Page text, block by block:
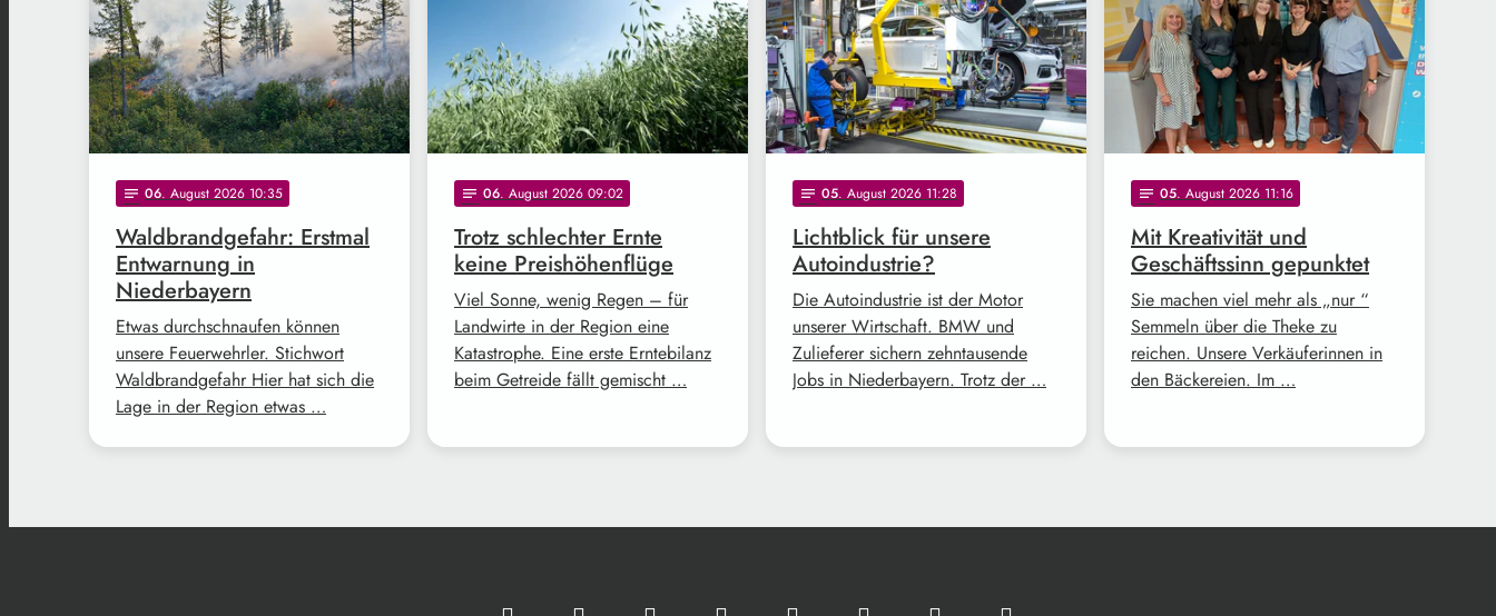
notes 06. August 2026 10:35
Waldbrandgefahr: Erstmal
Entwarnung in
Niederbayern
Etwas durchschnaufen können
unsere Feuerwehrler. Stichwort
Waldbrandgefahr Hier hat sich die
Lage in der Region etwas …
notes 06. August 2026 09:02
Trotz schlechter Ernte
keine Preishöhenflüge
Viel Sonne, wenig Regen – für
Landwirte in der Region eine
Katastrophe. Eine erste Erntebilanz
beim Getreide fällt gemischt …
notes 05. August 2026 11:28
Lichtblick für unsere
Autoindustrie?
Die Autoindustrie ist der Motor
unserer Wirtschaft. BMW und
Zulieferer sichern zehntausende
Jobs in Niederbayern. Trotz der …
notes 05. August 2026 11:16
Mit Kreativität und
Geschäftssinn gepunktet
Sie machen viel mehr als „nur “
Semmeln über die Theke zu
reichen. Unsere Verkäuferinnen in
den Bäckereien. Im …